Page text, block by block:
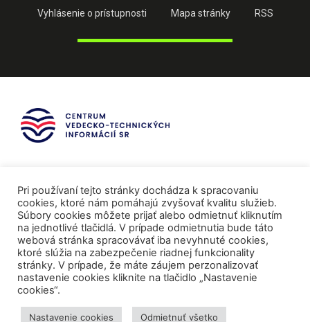
Vyhlásenie o prístupnosti Mapa stránky RSS
Mediálni partneri
Pri používaní tejto stránky dochádza k spracovaniu
cookies, ktoré nám pomáhajú zvyšovať kvalitu služieb.
Súbory cookies môžete prijať alebo odmietnuť kliknutím
na jednotlivé tlačidlá. V prípade odmietnutia bude táto
webová stránka spracovávať iba nevyhnuté cookies,
ktoré slúžia na zabezpečenie riadnej funkcionality
stránky. V prípade, že máte záujem perzonalizovať
nastavenie cookies kliknite na tlačidlo „Nastavenie
cookies“.
Nastavenie cookies Odmietnuť všetko